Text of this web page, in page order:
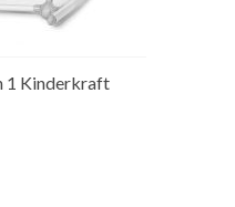
1 Kinderkraft